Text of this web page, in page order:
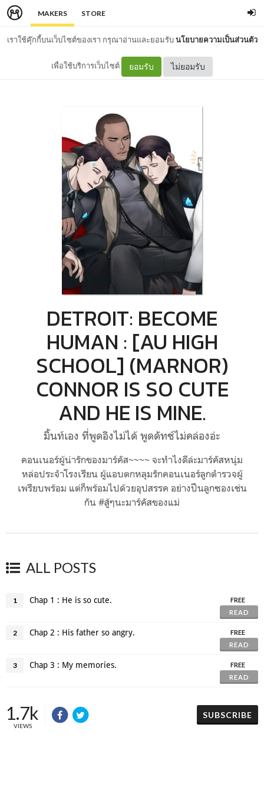
MAKERS STORE
เราใช้คุ๊กกี้บนเว็บไซต์ของเรา กรุณาอ่านและยอมรับนโยบายความเป็นส่วนตัว
เพื่อใช้บริการเว็บไซต์ ยอมรับ ไม่ยอมรับ
DETROIT: BECOME
HUMAN : [AU HIGH
SCHOOL] (MARNOR)
CONNOR IS SO CUTE
AND HE IS MINE.
มิ้นท์เอง ที่พูดอิงไม่ได้ พูดดัทช์ไม่คล่องอ่ะ
คอนเนอร์ผู้น่ารักของมาร์คัส~~~~ จะทำไงดีล่ะมาร์คัสหนุ่ม
หล่อประจำโรงเรียน ผู้แอบตกหลุมรักคอนเนอร์ลูกตำรวจผู้
เพรียบพร้อม แต่ก็พร้อมไปด้วยอุปสรรค อย่างปืนลูกซองเช่น
กัน #สู้ๆนะมาร์คัสของแม่
ALL POSTS
1 Chap 1 : He is so cute.
FREE
READ
2 Chap 2 : His father so angry.
FREE
READ
3 Chap 3 : My memories.
FREE
READ
1.7k
VIEWS
SUBSCRIBE